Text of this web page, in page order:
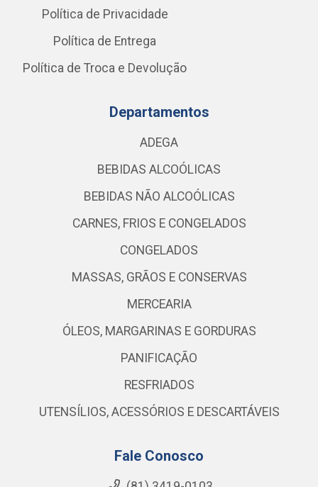
Política de Privacidade
Política de Entrega
Política de Troca e Devolução
Departamentos
ADEGA
BEBIDAS ALCOÓLICAS
BEBIDAS NÃO ALCOÓLICAS
CARNES, FRIOS E CONGELADOS
CONGELADOS
MASSAS, GRÃOS E CONSERVAS
MERCEARIA
ÓLEOS, MARGARINAS E GORDURAS
PANIFICAÇÃO
RESFRIADOS
UTENSÍLIOS, ACESSÓRIOS E DESCARTÁVEIS
Fale Conosco